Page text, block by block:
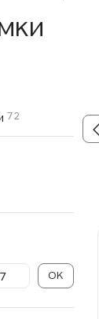
72
OK